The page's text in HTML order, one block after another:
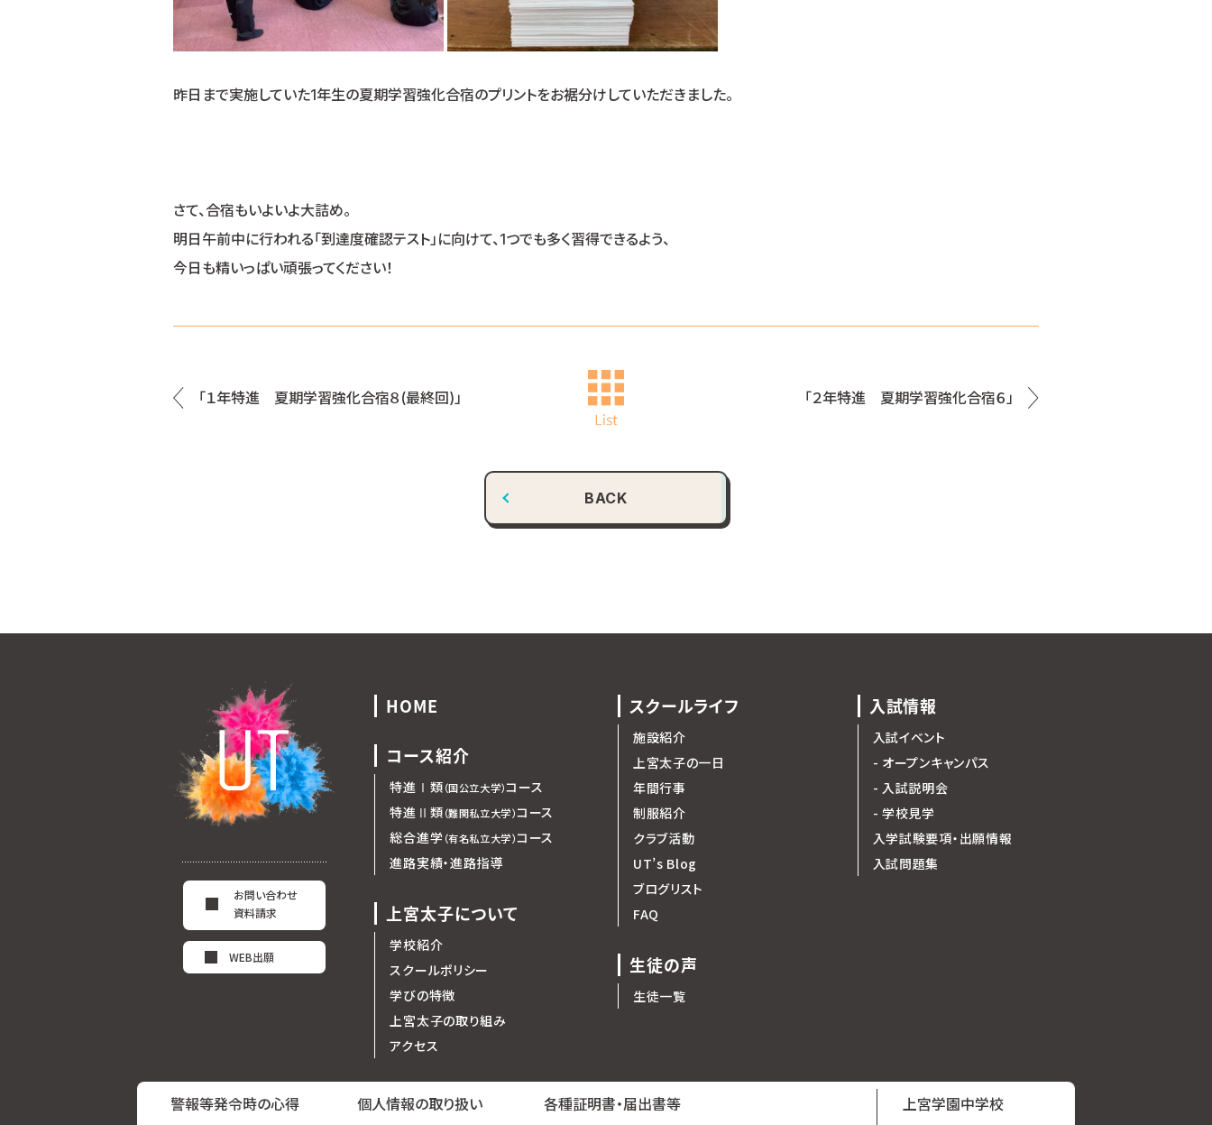
昨日まで実施していた1年生の夏期学習強化合宿のプリントをお裾分けしていただきました。
さて、合宿もいよいよ大詰め。
明日午前中に行われる「到達度確認テスト」に向けて、1つでも多く習得できるよう、
今日も精いっぱい頑張ってください！
「１年特進 夏期学習強化合宿８(最終回)」 「２年特進 夏期学習強化合宿６」
BACK
お問い合わせ
資料請求
WEB出願
HOME
コース紹介
特進Ⅰ類（国公立大学）コース
特進Ⅱ類（難関私立大学）コース
総合進学 （有名私立大学）コース
進路実績・進路指導
上宮太子について
学校紹介
スクールポリシー
学びの特徴
上宮太子の取り組み
アクセス
スクールライフ
施設紹介
上宮太子の一日
年間行事
制服紹介
クラブ活動
UT’s Blog
ブログリスト
FAQ
生徒の声
生徒一覧
入試情報
入試イベント
- オープンキャンパス
- 入試説明会
- 学校見学
入学試験要項・出願情報
入試問題集
警報等発令時の心得 個人情報の取り扱い
各種証明書・届出書等
上宮学園中学校